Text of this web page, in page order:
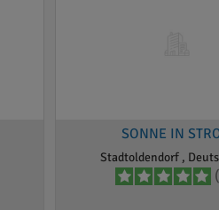
SONNE IN
Stadtoldendorf ,